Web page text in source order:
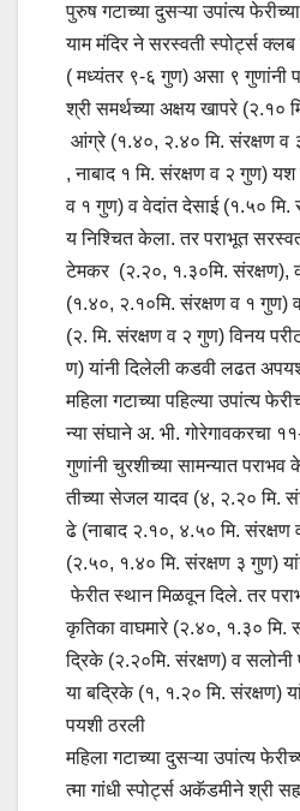
पुरुष गटाच्या दुसऱ्या उपांत्य
याम मंदिर ने सरस्वती स्पोर्ट्स
( मध्यंतर ९-६ गुण) असा ९ गुणांनी
श्री समर्थच्या अक्षय खापरे (२.१०
आंग्रे (१.४०, २.४० मि. संरक्षण
, नाबाद १ मि. संरक्षण व २ गुण)
व १ गुण) व वेदांत देसाई (१.५० मि.
य निश्चित केला. तर पराभूत
टेमकर (२.२०, १.३०मि. संरक्षण),
(१.४०, २.१०मि. संरक्षण व १ गुण)
(२. मि. संरक्षण व २ गुण) विनय
ण) यांनी दिलेली कडवी लढत
महिला गटाच्या पहिल्या उपांत्य
न्या संघाने अ. भी. गोरेगावकरचा
गुणांनी चुरशीच्या सामन्यात
तीच्या सेजल यादव (४, २.२० मि.
ढे (नाबाद २.१०, ४.५० मि.
(२.५०, १.४० मि. संरक्षण ३ गुण)
फेरीत स्थान मिळवून दिले. तर
कृतिका वाघमारे (२.४०, १.३० मि.
द्रिके (२.२०मि. संरक्षण) व सलोनी
या बद्रिके (१, १.२० मि. संरक्षण)
पयशी ठरली
महिला गटाच्या दुसऱ्या उपांत्य
त्मा गांधी स्पोर्ट्स अकॅडमीने श्री